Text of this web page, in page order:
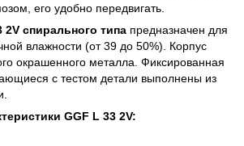
его удобно передвигать.
2V спирального типа предназначен для
влажности (от 39 до 50%). Корпус
окрашенного металла. Фиксированная
с тестом детали выполнены из
GGF L 33 2V:
л: 33